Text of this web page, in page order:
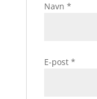
Navn *
E-post *